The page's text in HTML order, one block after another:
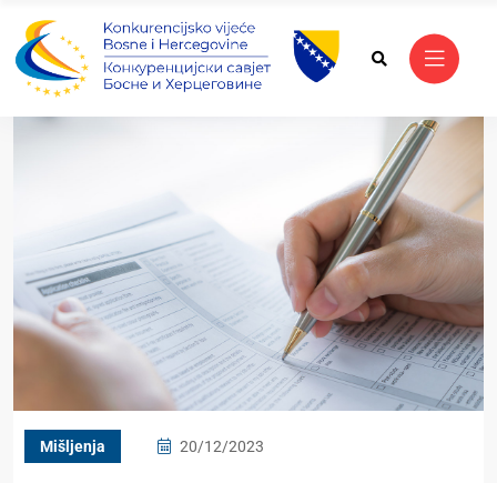
Mišljenja 20/12/2023